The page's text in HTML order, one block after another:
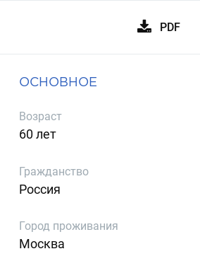
PDF
ОСНОВНОЕ
Возраст
60 лет
Гражданство
Россия
Город проживания
Москва